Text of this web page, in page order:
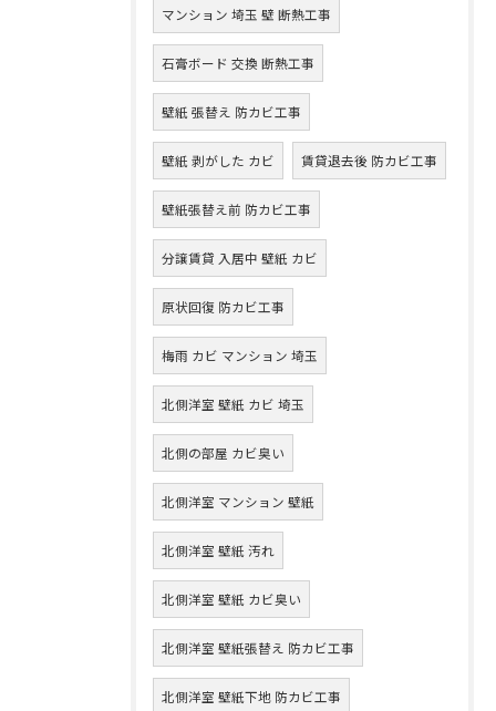
マンション 埼玉 壁 断熱工事
石膏ボード 交換 断熱工事
壁紙 張替え 防カビ工事
壁紙 剥がした カビ 賃貸退去後 防カビ工事
壁紙張替え前 防カビ工事
分譲賃貸 入居中 壁紙 カビ
原状回復 防カビ工事
梅雨 カビ マンション 埼玉
北側洋室 壁紙 カビ 埼玉
北側の部屋 カビ臭い
北側洋室 マンション 壁紙
北側洋室 壁紙 汚れ
北側洋室 壁紙 カビ臭い
北側洋室 壁紙張替え 防カビ工事
北側洋室 壁紙下地 防カビ工事